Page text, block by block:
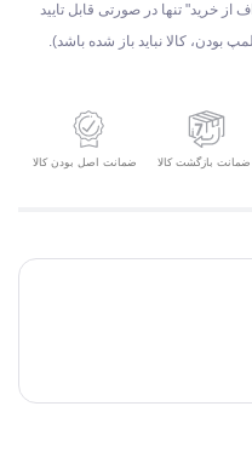
خرید" تنها در صورتی قابل تایید
بودن، کالا نباید باز شده باشد).
ضمانت بازگشت کالا ضمانت اصل بودن کالا